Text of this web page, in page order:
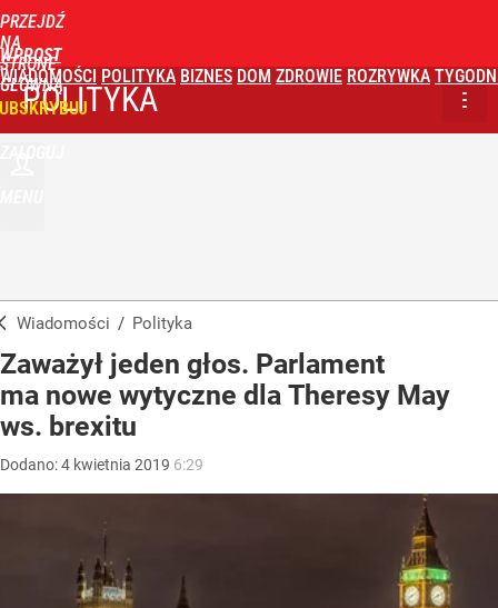
PRZEJDŹ
NA
STRONĘ
GŁÓWNĄ
WPROST
WIADOMOŚCI POLITYKA BIZNES DOM ZDROWIE ROZRYWKA
POLITYKA
Wiadomości / Polityka
Zaważył jeden głos. Parlament
ma nowe wytyczne dla Theresy May
ws. brexitu
Dodano:4 kwietnia 2019 6:29